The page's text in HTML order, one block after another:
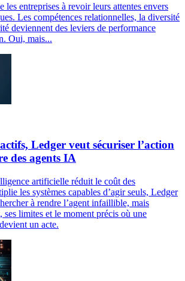
les entreprises à revoir leurs attentes envers
Les compétences relationnelles, la diversité
deviennent des leviers de performance
Oui, mais...
Ledger veut sécuriser l’action
des agents IA
artificielle réduit le coût des
les systèmes capables d’agir seuls, Ledger
à rendre l’agent infaillible, mais
ses limites et le moment précis où une
un acte.